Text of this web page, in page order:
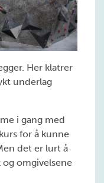
Her klatrer
underlag
i gang med
for å kunne
det er lurt å
omgivelsene